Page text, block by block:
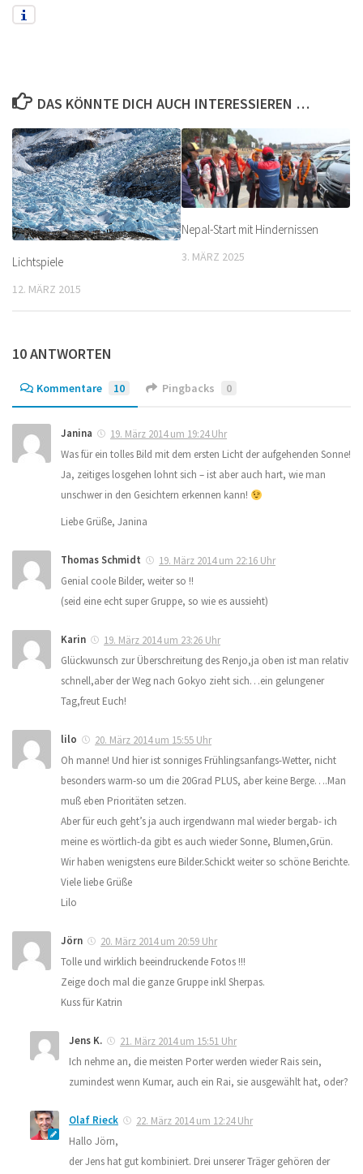
DAS KÖNNTE DICH AUCH INTERESSIEREN …
Lichtspiele
12. MÄRZ 2015
Nepal-Start mit Hindernissen
3. MÄRZ 2025
10 ANTWORTEN
Kommentare 10 Pingbacks 0
Janina
19. März 2014 um 19:24 Uhr
Was für ein tolles Bild mit dem ersten Licht der aufgehenden Sonne!
Ja, zeitiges losgehen lohnt sich – ist aber auch hart, wie man
unschwer in den Gesichtern erkennen kann!
Liebe Grüße, Janina
Thomas Schmidt
19. März 2014 um 22:16 Uhr
Genial coole Bilder, weiter so !!
(seid eine echt super Gruppe, so wie es aussieht)
Karin
19. März 2014 um 23:26 Uhr
Glückwunsch zur Überschreitung des Renjo,ja oben ist man relativ
schnell,aber der Weg nach Gokyo zieht sich…ein gelungener
Tag,freut Euch!
lilo
20. März 2014 um 15:55 Uhr
Oh manne! Und hier ist sonniges Frühlingsanfangs-Wetter, nicht
besonders warm-so um die 20Grad PLUS, aber keine Berge….Man
muß eben Prioritäten setzen.
Aber für euch geht’s ja auch irgendwann mal wieder bergab- ich
meine es wörtlich-da gibt es auch wieder Sonne, Blumen,Grün.
Wir haben wenigstens eure Bilder.Schickt weiter so schöne Berichte.
Viele liebe Grüße
Lilo
Jörn
20. März 2014 um 20:59 Uhr
Tolle und wirklich beeindruckende Fotos !!!
Zeige doch mal die ganze Gruppe inkl Sherpas.
Kuss für Katrin
Jens K.
21. März 2014 um 15:51 Uhr
Ich nehme an, die meisten Porter werden wieder Rais sein,
zumindest wenn Kumar, auch ein Rai, sie ausgewählt hat, oder?
Olaf Rieck
22. März 2014 um 12:24 Uhr
Hallo Jörn,
der Jens hat gut kombiniert. Drei unserer Träger gehören der